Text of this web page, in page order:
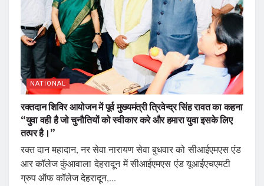
NATIONAL
रक्तदान शिविर आयोजन में पूर्व मुख्यमंत्री त्रिवेन्द्र सिंह रावत का कहना
“युवा वही है जो चुनौतियों को स्वीकार करे और हमारा युवा इसके लिए
तत्पर है।”
रक्त दान महादान, नर सेवा नारायण सेवा बुधवार को सीआईएमएस एंड
आर कॉलेज कुंआवाला देहरादून में सीआईएमएस एंड यूआईएचएमटी
ग्रुप ऑफ कॉलेज देहरादून,...